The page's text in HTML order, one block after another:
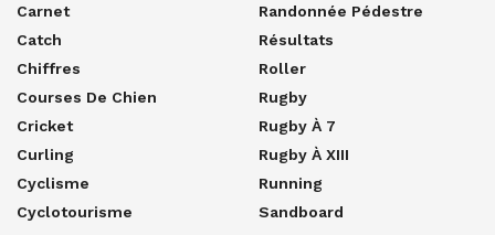
Carnet
Catch
Chiffres
Courses De Chien
Cricket
Curling
Cyclisme
Cyclotourisme
Randonnée Pédestre
Résultats
Roller
Rugby
Rugby À 7
Rugby À XIII
Running
Sandboard